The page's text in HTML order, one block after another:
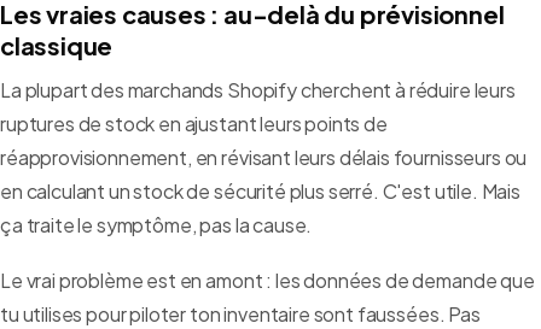
Les vraies causes : au-delà du prévisionnel
classique
La plupart des marchands Shopify cherchent à réduire leurs
ruptures de stock en ajustant leurs points de
réapprovisionnement, en révisant leurs délais fournisseurs ou
en calculant un stock de sécurité plus serré. C'est utile. Mais
ça traite le symptôme, pas la cause.
Le vrai problème est en amont : les données de demande que
tu utilises pour piloter ton inventaire sont faussées. Pas